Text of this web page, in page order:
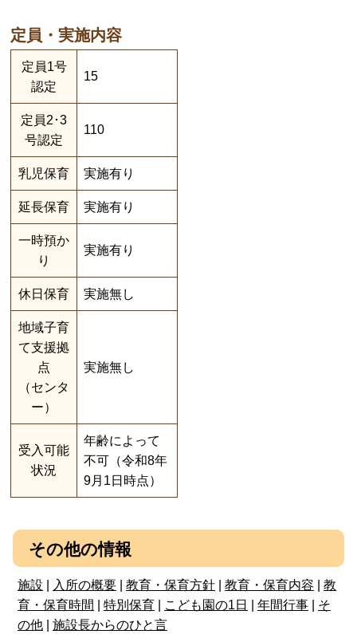
定員・実施内容
定員1号
認定
15
定員2･3
号認定
110
乳児保育 実施有り
延長保育 実施有り
一時預か
り
実施有り
休日保育 実施無し
地域子育
て支援拠
点
（センタ
ー）
実施無し
受入可能
状況
年齢によって
不可（令和8年
9月1日時点）
その他の情報
施設 入所の概要 |教育・保育方針 |教育・保育内容 |教
育・保育時間
|特別保育 こども園の1日 |年間行事
そ
の他 |施設長からのひと言